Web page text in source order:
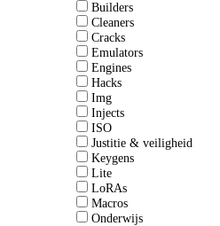
Builders
Cleaners
Cracks
Emulators
Engines
Hacks
Img
Injects
ISO
Justitie & veiligheid
Keygens
Lite
LoRAs
Macros
Onderwijs